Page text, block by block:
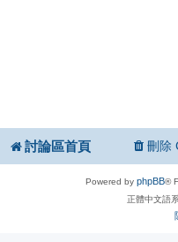
討論區首頁 刪除
Powered by phpBB®
正體中文語